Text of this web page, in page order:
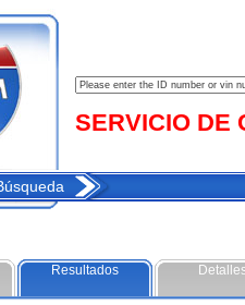
SERVICIO DE
Resultados